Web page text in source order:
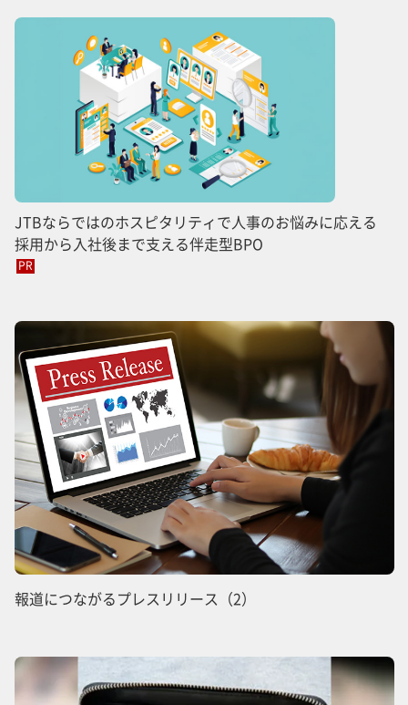
JTBならではのホスピタリティで人事のお悩みに応える
採用から入社後まで支える伴走型BPO
PR
報道につながるプレスリリース（2）